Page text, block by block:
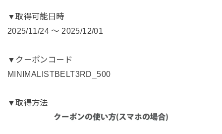
▼取得可能日時
2025/11/24 ～ 2025/12/01
▼クーポンコード
MINIMALISTBELT3RD_500
▼取得方法